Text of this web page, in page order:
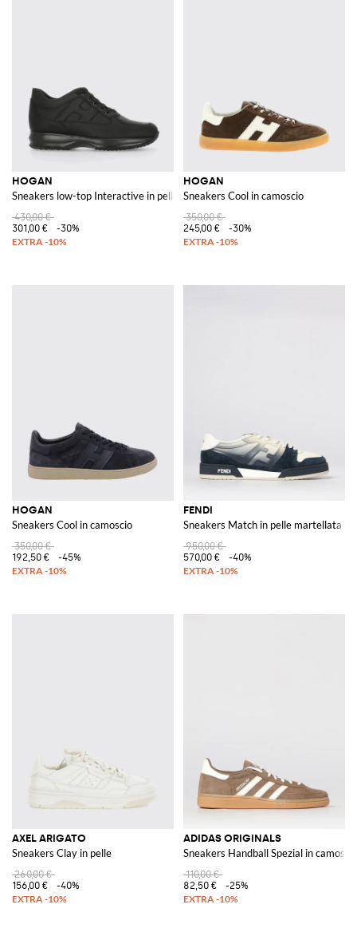
HOGAN
Sneakers low-top Interactive in pelle di vitello con logo H
430,00 €
301,00 €
-30%
HOGAN
Sneakers Cool in camoscio
350,00 €
245,00 €
-30%
HOGAN
Sneakers Cool in camoscio
350,00 €
192,50 €
-45%
FENDI
Sneakers Match in pelle martellata e
950,00 €
570,00 €
-40%
AXEL ARIGATO
Sneakers Clay in pelle
260,00 €
156,00 €
-40%
ADIDAS ORIGINALS
Sneakers Handball Spezial in camoscio
110,00 €
82,50 €
-25%